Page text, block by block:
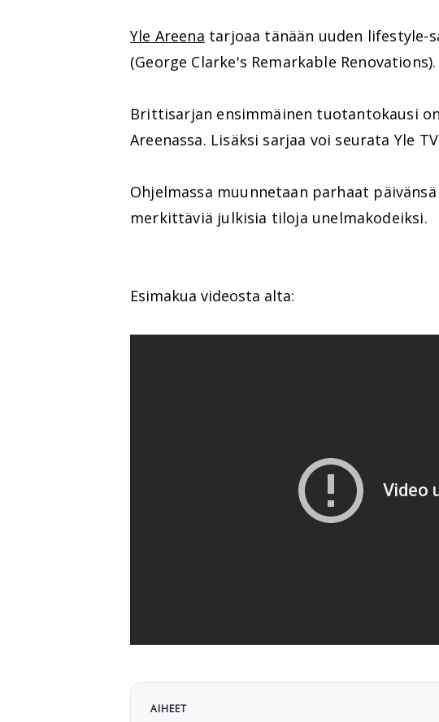
Yle Areena tarjoaa tänään uuden lifestyle-
(George Clarke's Remarkable Renovations).
Brittisarjan ensimmäinen tuotantokausi
Areenassa. Lisäksi sarjaa voi seurata Yle
Ohjelmassa muunnetaan parhaat
merkittäviä julkisia tiloja unelmakodeiksi.
Esimakua videosta alta:
AIHEET